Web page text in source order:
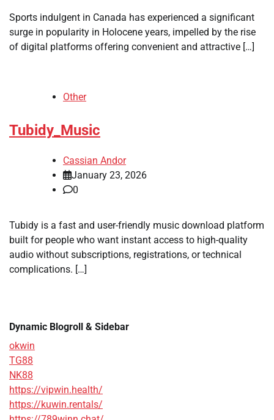
Sports indulgent in Canada has experienced a significant
surge in popularity in Holocene years, impelled by the rise
of digital platforms offering convenient and attractive […]
Other
Tubidy_Music
Cassian Andor
January 23, 2026
0
Tubidy is a fast and user-friendly music download platform
built for people who want instant access to high-quality
audio without subscriptions, registrations, or technical
complications. […]
Dynamic Blogroll & Sidebar
okwin
TG88
NK88
https://vipwin.health/
https://kuwin.rentals/